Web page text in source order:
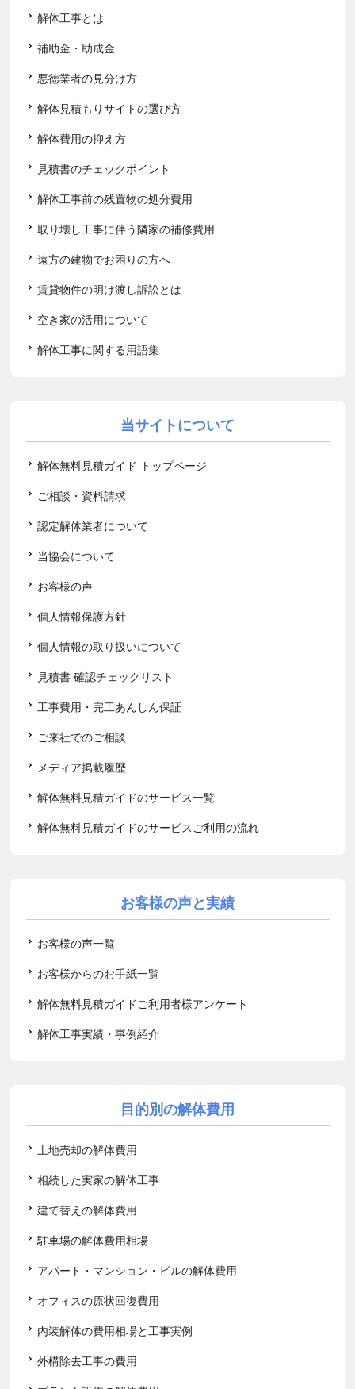
解体工事とは
補助金・助成金
悪徳業者の見分け方
解体見積もりサイトの選び方
解体費用の抑え方
見積書のチェックポイント
解体工事前の残置物の処分費用
取り壊し工事に伴う隣家の補修費用
遠方の建物でお困りの方へ
賃貸物件の明け渡し訴訟とは
空き家の活用について
解体工事に関する用語集
当サイトについて
解体無料見積ガイド トップページ
ご相談・資料請求
認定解体業者について
当協会について
お客様の声
個人情報保護方針
個人情報の取り扱いについて
見積書 確認チェックリスト
工事費用・完工あんしん保証
ご来社でのご相談
メディア掲載履歴
解体無料見積ガイドのサービス一覧
解体無料見積ガイドのサービスご利用の流れ
お客様の声と実績
お客様の声一覧
お客様からのお手紙一覧
解体無料見積ガイドご利用者様アンケート
解体工事実績・事例紹介
目的別の解体費用
土地売却の解体費用
相続した実家の解体工事
建て替えの解体費用
駐車場の解体費用相場
アパート・マンション・ビルの解体費用
オフィスの原状回復費用
内装解体の費用相場と工事実例
外構除去工事の費用